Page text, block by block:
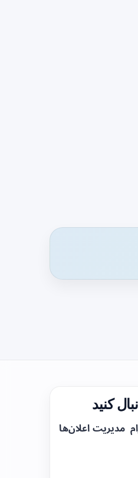
کنید
مدیریت اعلان‌ها